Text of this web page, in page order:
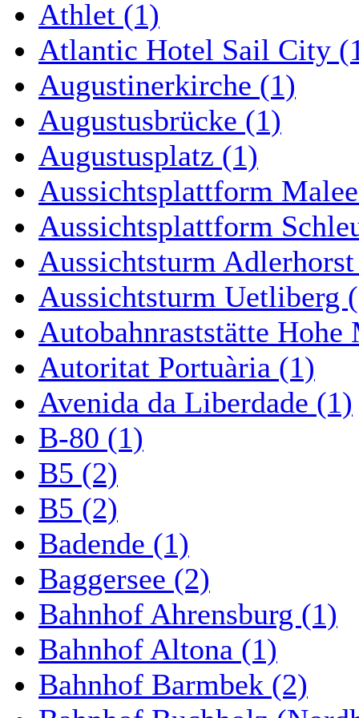
Athlet (1)
Atlantic Hotel Sail City
Augustinerkirche (1)
Augustusbrücke (1)
Augustusplatz (1)
Aussichtsplattform
Aussichtsplattform
Aussichtsturm
Aussichtsturm Uetliberg
Autobahnraststätte Hohe
Autoritat Portuària (1)
Avenida da Liberdade (1)
B-80 (1)
B5 (2)
B5 (2)
Badende (1)
Baggersee (2)
Bahnhof Ahrensburg (1)
Bahnhof Altona (1)
Bahnhof Barmbek (2)